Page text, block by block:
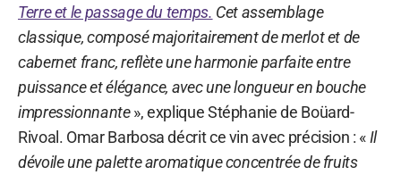
Terre et le passage du temps. Cet assemblage
classique, composé majoritairement de merlot et de
cabernet franc, reflète une harmonie parfaite entre
puissance et élégance, avec une longueur en bouche
impressionnante», explique Stéphanie de Boüard-
Rivoal. Omar Barbosa décrit ce vin avec précision : «Il
dévoile une palette aromatique concentrée de fruits